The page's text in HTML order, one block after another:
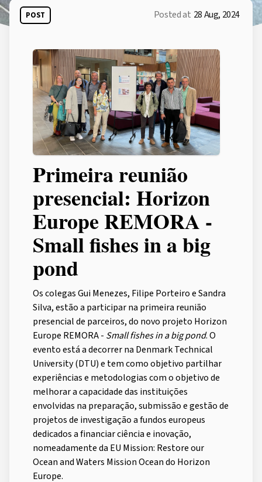
POST Posted at 28 Aug, 2024
Primeira reunião
presencial: Horizon
Europe REMORA -
Small fishes in a big
pond
Os colegas Gui Menezes, Filipe Porteiro e Sandra
Silva, estão a participar na primeira reunião
presencial de parceiros, do novo projeto Horizon
Europe REMORA - Small fishes in a big pond. O
evento está a decorrer na Denmark Technical
University (DTU) e tem como objetivo partilhar
experiências e metodologias com o objetivo de
melhorar a capacidade das instituições
envolvidas na preparação, submissão e gestão de
projetos de investigação a fundos europeus
dedicados a financiar ciência e inovação,
nomeadamente da EU Mission: Restore our
Ocean and Waters Mission Ocean do Horizon
Europe.